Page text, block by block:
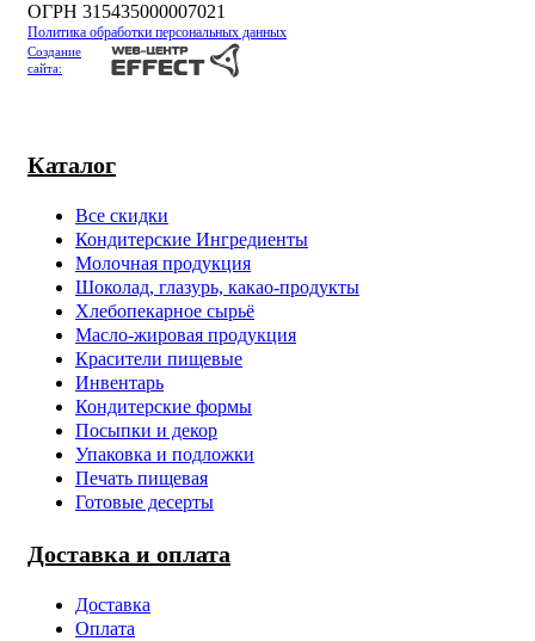
Каталог
Все скидки
Кондитерские Ингредиенты
Молочная продукция
Шоколад, глазурь, какао-продукты
Хлебопекарное сырьё
Масло-жировая продукция
Красители пищевые
Инвентарь
Кондитерские формы
Посыпки и декор
Упаковка и подложки
Печать пищевая
Готовые десерты
Доставка и оплата
Доставка
Оплата
ОГРН 315435000007021
Политика обработки персональных данных
Создание
сайта: